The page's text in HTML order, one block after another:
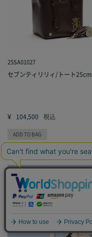
25SA01027
セブンティリリィ/トート25cm
¥ 104,500 税込
ADD TO BAG